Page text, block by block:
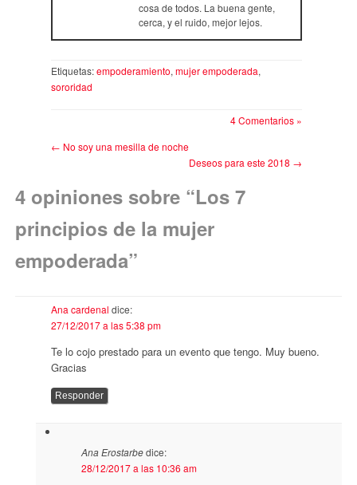
cosa de todos. La buena gente,
cerca, y el ruido, mejor lejos.
Etiquetas:empoderamiento, mujer empoderada,
sororidad
4 Comentarios »
← No soy una mesilla de noche
Deseos para este 2018 →
4 opiniones sobre “Los 7
principios de la mujer
empoderada”
Ana cardenal dice:
27/12/2017 a las 5:38 pm
Te lo cojo prestado para un evento que tengo. Muy bueno.
Gracias
Responder
Ana Erostarbedice:
28/12/2017 a las 10:36 am